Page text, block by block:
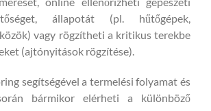
állapotát (pl. hűtőgépek,
vagy rögzítheti a kritikus terekbe
(ajtónyitások rögzítése).
segítségével a termelési folyamat és
bármikor elérheti a különböző